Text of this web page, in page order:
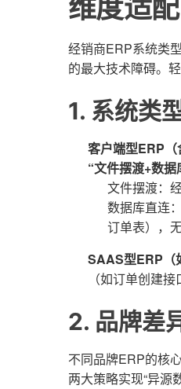
维度适配
经销商ERP系统类
的最大技术障碍。
1. 系统类
客户端型ERP（
“文件摆渡+数
文件摆渡：
数据库直连
订单表），
SAAS型ERP（
（如订单创建
2. 品牌差
不同品牌ERP的核
两大策略实现“异源